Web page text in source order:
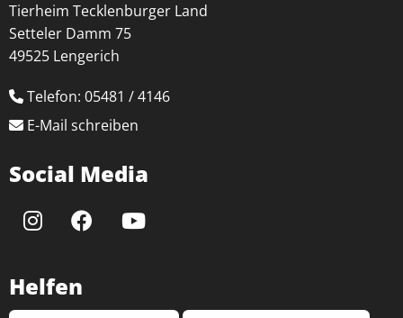
Tierheim Tecklenburger Land
Setteler Damm 75
49525 Lengerich
Telefon: 05481 / 4146
E-Mail schreiben
Social Media
Helfen
Anbieter:
Youtube
Speichert Ihre bevorzugten Einstellungen
Cookie Laufzeit: